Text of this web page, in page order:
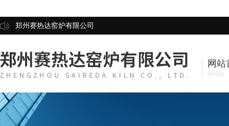
郑州赛热达窑炉有限公司
网站
Home